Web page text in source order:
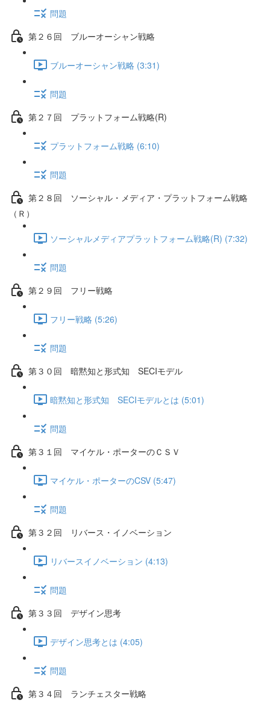
問題
第２６回 ブルーオーシャン戦略
ブルーオーシャン戦略 (3:31)
問題
第２７回 プラットフォーム戦略(R)
プラットフォーム戦略 (6:10)
問題
第２８回 ソーシャル・メディア・プラットフォーム戦略
（Ｒ）
ソーシャルメディアプラットフォーム戦略(R) (7:32)
問題
第２９回 フリー戦略
フリー戦略 (5:26)
問題
第３０回 暗黙知と形式知 SECIモデル
暗黙知と形式知 SECIモデルとは (5:01)
問題
第３１回 マイケル・ポーターのＣＳＶ
マイケル・ポーターのCSV (5:47)
問題
第３２回 リバース・イノベーション
リバースイノベーション (4:13)
問題
第３３回 デザイン思考
デザイン思考とは (4:05)
問題
第３４回 ランチェスター戦略